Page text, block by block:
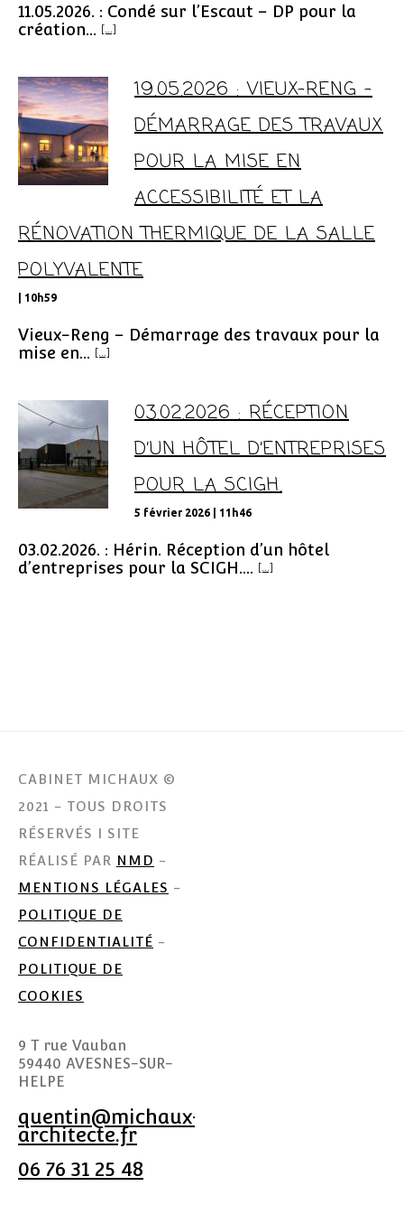
11.05.2026. : Condé sur l’Escaut – DP pour la
création... [...]
19.05.2026 : VIEUX-RENG –
DÉMARRAGE DES TRAVAUX
POUR LA MISE EN
ACCESSIBILITÉ ET LA
RÉNOVATION THERMIQUE DE LA SALLE
POLYVALENTE
| 10h59
Vieux-Reng – Démarrage des travaux pour la
mise en... [...]
03.02.2026 : RÉCEPTION
D’UN HÔTEL D’ENTREPRISES
POUR LA SCIGH.
5 février 2026 | 11h46
03.02.2026. : Hérin. Réception d’un hôtel
d’entreprises pour la SCIGH.... [...]
CABINET MICHAUX ©
2021 - TOUS DROITS
RÉSERVÉS I SITE
RÉALISÉ PAR NMD -
MENTIONS LÉGALES -
POLITIQUE DE
CONFIDENTIALITÉ -
POLITIQUE DE
COOKIES
9 T rue Vauban
59440 AVESNES-SUR-
HELPE
quentin@michaux-
architecte.fr
06 76 31 25 48